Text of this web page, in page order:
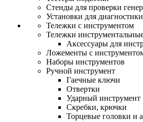
Стенды для проверки
Установки для
Тележки с инструментом
Тележки
Аксессуары для
Ложементы с
Наборы инструментов
Ручной инструмент
Гаечные ключи
Отвертки
Ударный инструмент
Скребки, крючки
Торцевые головки и